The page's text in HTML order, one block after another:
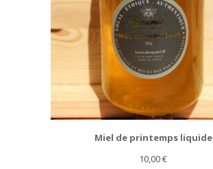
Miel de printemps liquide
10,00€